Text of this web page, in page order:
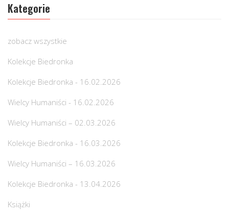
Kategorie
zobacz wszystkie
Kolekcje Biedronka
Kolekcje Biedronka - 16.02.2026
Wielcy Humaniści - 16.02.2026
Wielcy Humaniści – 02.03.2026
Kolekcje Biedronka - 16.03.2026
Wielcy Humaniści – 16.03.2026
Kolekcje Biedronka - 13.04.2026
Książki